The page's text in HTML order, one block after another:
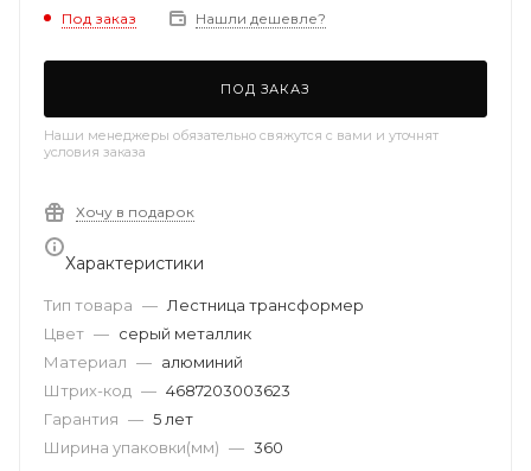
Под заказ Нашли дешевле?
ПОД ЗАКАЗ
Наши менеджеры обязательно свяжутся с вами и уточнят
условия заказа
Хочу в подарок
Характеристики
Тип товара — Лестница трансформер
Цвет — серый металлик
Материал — алюминий
Штрих-код — 4687203003623
Гарантия — 5 лет
Ширина упаковки(мм) — 360